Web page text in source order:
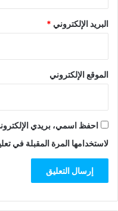
البريد الإلكتروني *
الموقع الإلكتروني
احفظ اسمي، بريدي
لاستخدامها المرة المقبلة في